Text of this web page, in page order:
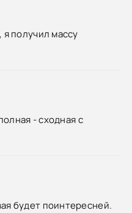
получил массу
- сходная с
будет поинтересней.